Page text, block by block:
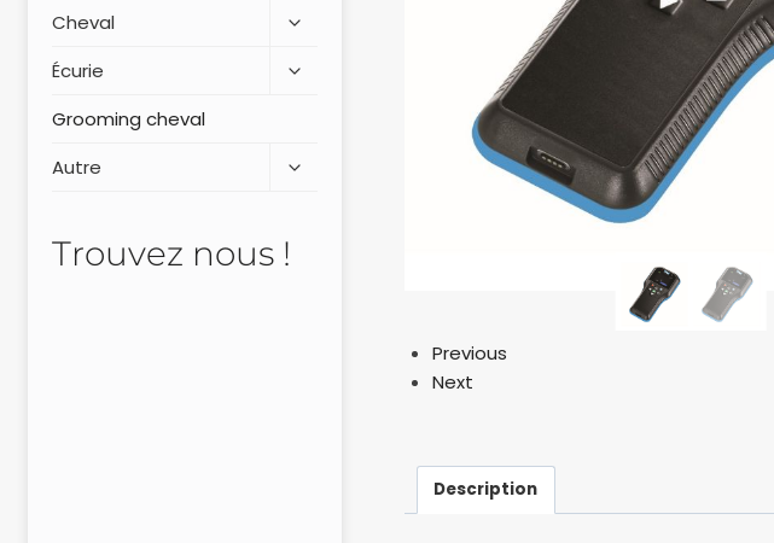
Previous
Next
Description
Cheval
Écurie
Grooming cheval
Autre
Trouvez nous !